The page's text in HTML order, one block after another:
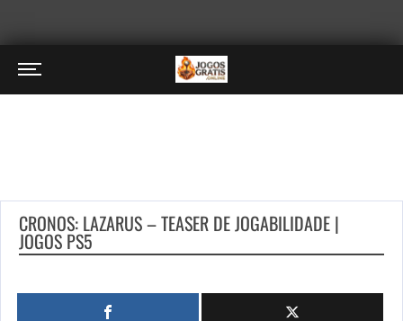
CRONOS: LAZARUS – TEASER DE JOGABILIDADE |
JOGOS PS5